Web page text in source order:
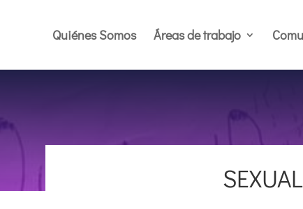
Quiénes Somos Áreas de trabajo